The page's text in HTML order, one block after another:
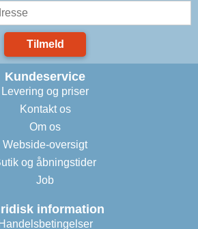
Tilmeld
Kundeservice
Levering og priser
Kontakt os
Om os
Webside-oversigt
og åbningstider
Job
information
Handelsbetingelser